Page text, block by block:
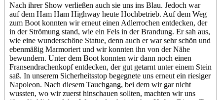
Nach ihrer Show verließen auch sie uns ins Blau. Jedoch war
auf dem Ham Ham Highway heute Hochbetrieb. Auf dem Weg
zum Boot konnten wir erneut einen Adlerrochen entdecken, der
in der Strömung stand, wie ein Fels in der Brandung. Er sah aus,
wie eine wunderschöne Statue, denn auch er war sehr schön und
ebenmäßig Marmoriert und wir konnten ihn von der Nähe
bewundern. Unter dem Boot konnten wir dann noch einen
Fransendrachenkopf entdecken, der gut getarnt unter einem Stein
saß. In unserem Sicherheitsstop begegnete uns erneut ein riesiger
Napoleon. Nach diesem Tauchgang, bei dem wir gar nicht
wussten, wo wir zuerst hinschauen sollten, machten wir uns